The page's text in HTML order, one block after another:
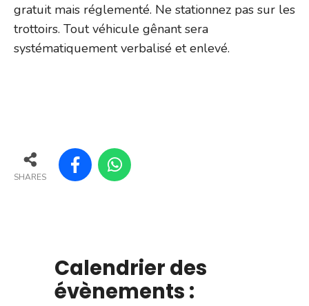
gratuit mais réglementé. Ne stationnez pas sur les
trottoirs. Tout véhicule gênant sera
systématiquement verbalisé et enlevé.
SHARES
Calendrier des
évènements :